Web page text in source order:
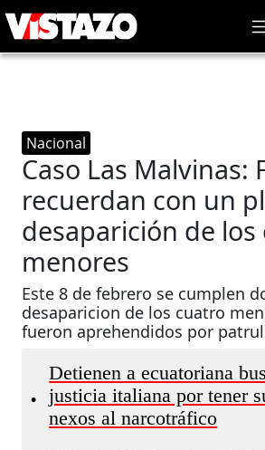
Nacional
Caso Las Malvinas:
recuerdan con un
desaparición de los
menores
Este 8 de febrero se cumplen
desaparicion de los cuatro
fueron aprehendidos por
•
Detienen a ecuatoriana
justicia italiana por tener
nexos al narcotráfico